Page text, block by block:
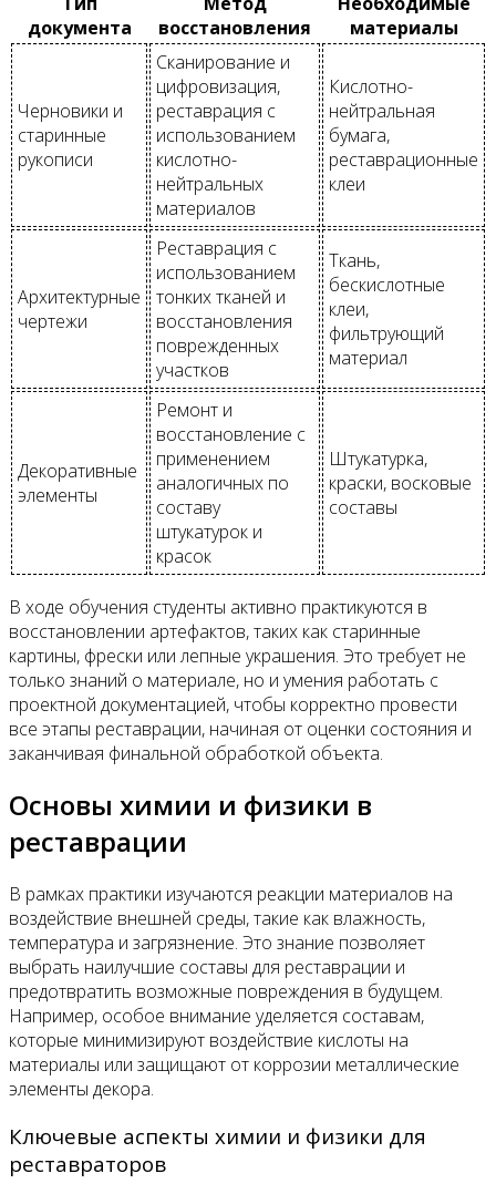
документа
восстановления
материалы
Черновики и
старинные
рукописи
Сканирование и
цифровизация,
реставрация с
использованием
кислотно-
нейтральных
материалов
Кислотно-
нейтральная
бумага,
реставрационные
клеи
Архитектурные
чертежи
Реставрация с
использованием
тонких тканей и
восстановления
поврежденных
участков
Ткань,
бескислотные
клеи,
фильтрующий
материал
Декоративные
элементы
Ремонт и
восстановление с
применением
аналогичных по
составу
штукатурок и
красок
Штукатурка,
краски, восковые
составы
В ходе обучения студенты активно практикуются в
восстановлении артефактов, таких как старинные
картины, фрески или лепные украшения. Это требует не
только знаний о материале, но и умения работать с
проектной документацией, чтобы корректно провести
все этапы реставрации, начиная от оценки состояния и
заканчивая финальной обработкой объекта.
Основы химии и физики в
реставрации
В рамках практики изучаются реакции материалов на
воздействие внешней среды, такие как влажность,
температура и загрязнение. Это знание позволяет
выбрать наилучшие составы для реставрации и
предотвратить возможные повреждения в будущем.
Например, особое внимание уделяется составам,
которые минимизируют воздействие кислоты на
материалы или защищают от коррозии металлические
элементы декора.
Ключевые аспекты химии и физики для
реставраторов